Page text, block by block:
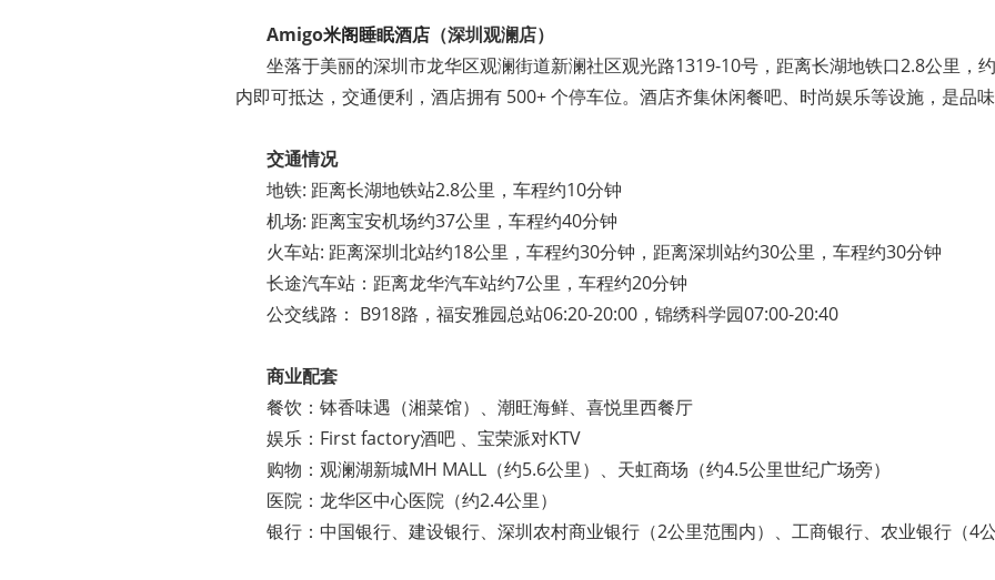
Amigo米阁睡眠酒店（深圳观澜店）
坐落于美丽的深圳市龙华区观澜街道新澜社区观光路1319-10号，距离长湖地铁口2.8公里，
内即可抵达，交通便利，酒店拥有 500+ 个停车位。酒店齐集休闲餐吧、时尚娱乐等设施，是品
交通情况
地铁: 距离长湖地铁站2.8公里，车程约10分钟
机场: 距离宝安机场约37公里，车程约40分钟
火车站: 距离深圳北站约18公里，车程约30分钟，距离深圳站约30公里，车程约30分钟
长途汽车站：距离龙华汽车站约7公里，车程约20分钟
公交线路： B918路，福安雅园总站06:20-20:00，锦绣科学园07:00-20:40
商业配套
餐饮：钵香味遇（湘菜馆）、潮旺海鲜、喜悦里西餐厅
娱乐：First factory酒吧 、宝荣派对KTV
购物：观澜湖新城MH MALL（约5.6公里）、天虹商场（约4.5公里世纪广场旁）
医院：龙华区中心医院（约2.4公里）
银行：中国银行、建设银行、深圳农村商业银行（2公里范围内）、工商银行、农业银行（4